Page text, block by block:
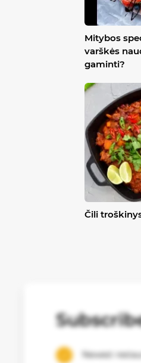
Mitybos
varškės
gaminti?
Čili
Newest